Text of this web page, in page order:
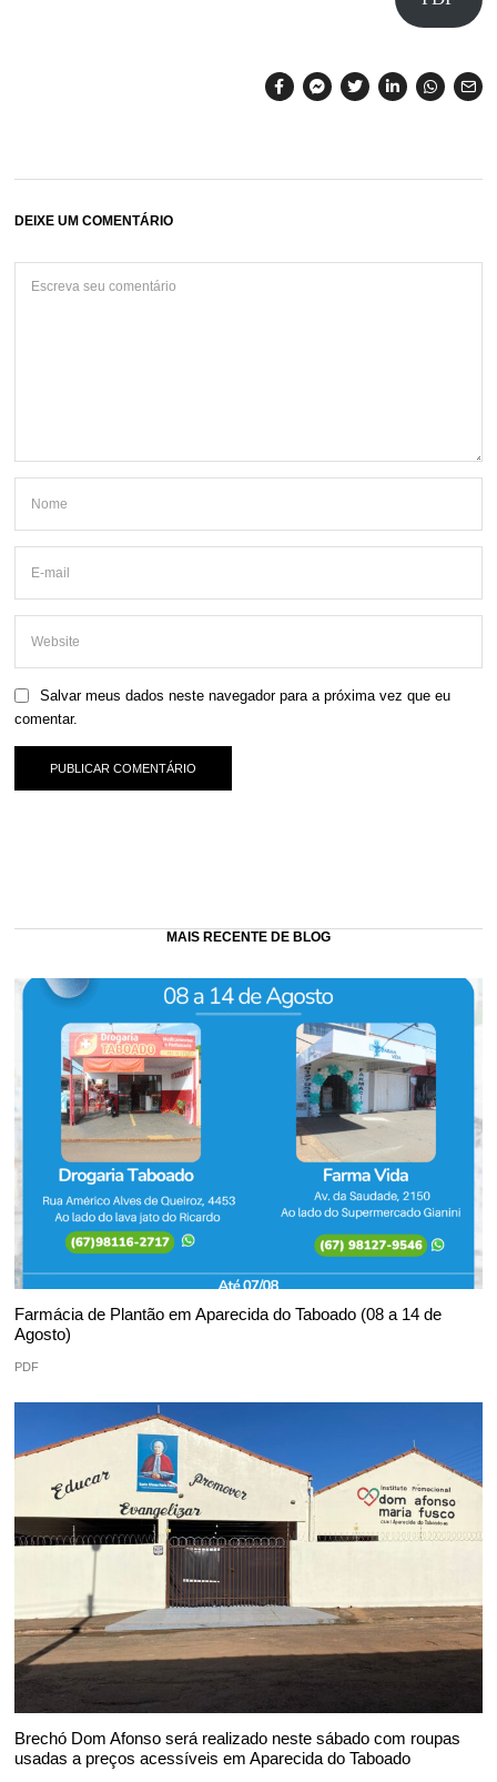
DEIXE UM COMENTÁRIO
Salvar meus dados neste navegador para a próxima vez que eu
comentar.
MAIS RECENTE DE BLOG
Farmácia de Plantão em Aparecida do Taboado (08 a 14 de
Agosto)
PDF
Brechó Dom Afonso será realizado neste sábado com roupas
usadas a preços acessíveis em Aparecida do Taboado